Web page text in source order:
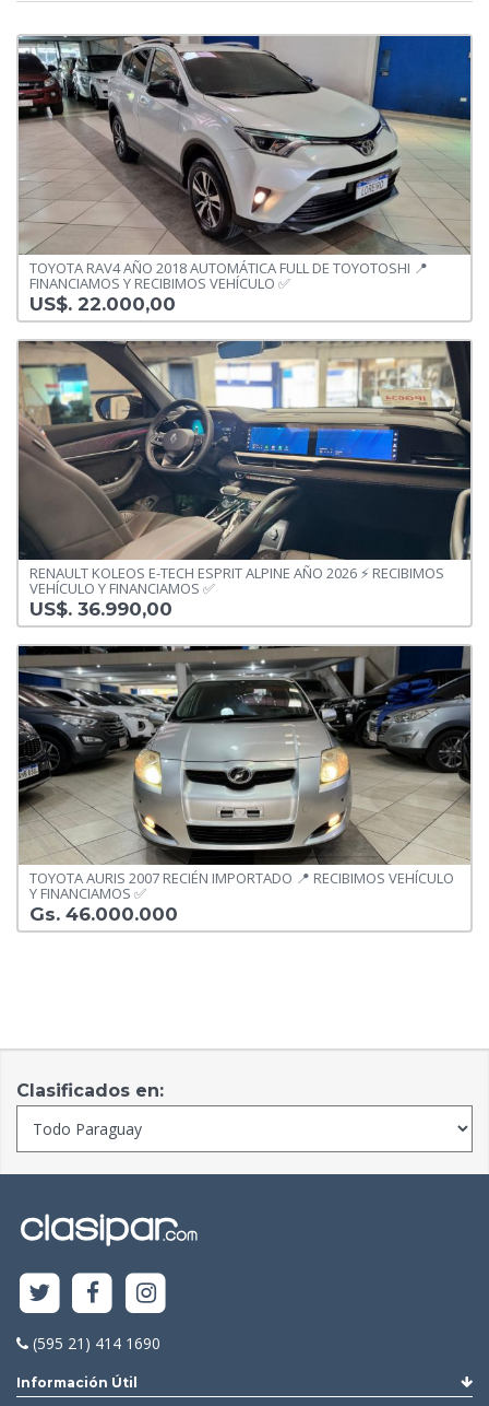
TOYOTA RAV4 AÑO 2018 AUTOMÁTICA FULL DE TOYOTOSHI 📍
FINANCIAMOS Y RECIBIMOS VEHÍCULO ✅️
US$. 22.000,00
RENAULT KOLEOS E-TECH ESPRIT ALPINE AÑO 2026 ⚡️ RECIBIMOS
VEHÍCULO Y FINANCIAMOS ✅️
US$. 36.990,00
TOYOTA AURIS 2007 RECIÉN IMPORTADO 📍 RECIBIMOS VEHÍCULO
Y FINANCIAMOS ✅️
Gs. 46.000.000
Clasificados en:
(595 21) 414 1690
Información Útil